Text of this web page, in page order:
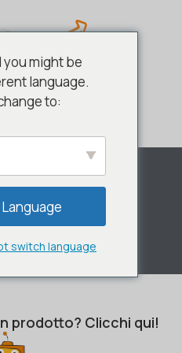
e
prodotto? Clicchi qui!
might be
language.
to:
switch language